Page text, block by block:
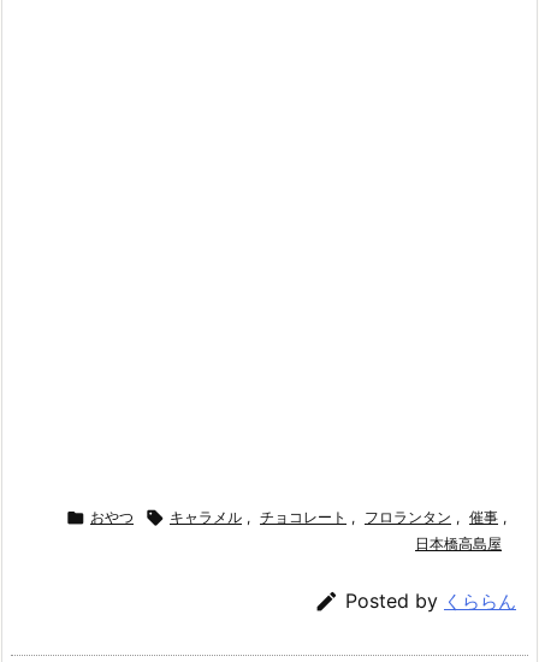
 おやつ  キャラメル , チョコレート , フロランタン , 催事 ,
日本橋高島屋
 Posted by くららん